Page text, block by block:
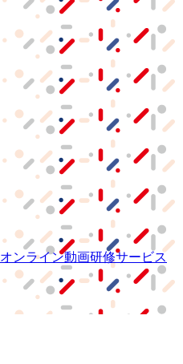
オンライン動画研修サービス